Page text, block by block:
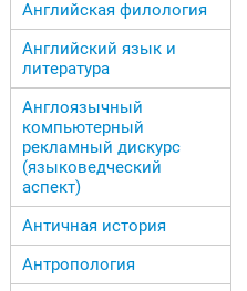
Английская филология
Английский язык и
литература
Англоязычный
компьютерный
рекламный дискурс
(языковедческий
аспект)
Античная история
Антропология